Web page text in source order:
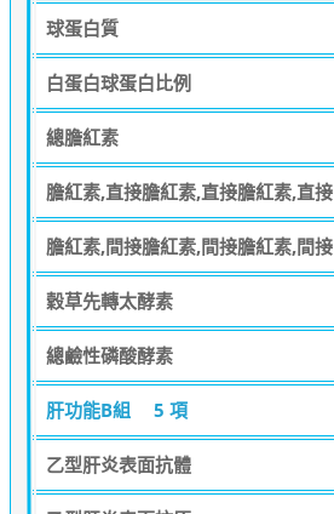
球蛋白質
白蛋白球蛋白比例
總膽紅素
膽紅素,直接膽紅素,直接膽紅素,直接
膽紅素,間接膽紅素,間接膽紅素,間接
穀草先轉太酵素
總鹼性磷酸酵素
肝功能B組 5 項
乙型肝炎表面抗體